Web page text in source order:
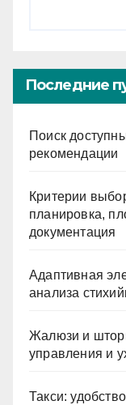
Последние
Поиск
рекомендации
Критерии
планировка,
документация
Адаптивная
анализа
Жалюзи и
управления и
Такси: